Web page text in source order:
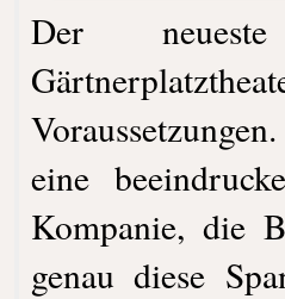
Der
eine
Kompanie, die
genau diese